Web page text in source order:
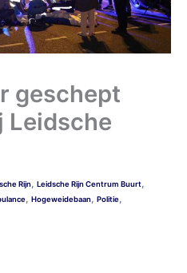
geschept
Leidsche
Rijn, Leidsche Rijn Centrum Buurt,
, Hogeweidebaan, Politie,